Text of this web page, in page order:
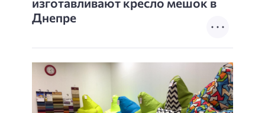
Днепре